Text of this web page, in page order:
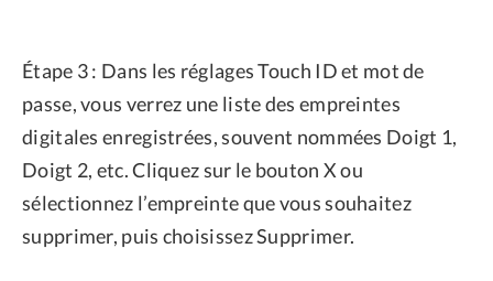
Étape 3 : Dans les réglages Touch ID et mot de
passe, vous verrez une liste des empreintes
digitales enregistrées, souvent nommées Doigt 1,
Doigt 2, etc. Cliquez sur le bouton X ou
sélectionnez l’empreinte que vous souhaitez
supprimer, puis choisissez Supprimer.